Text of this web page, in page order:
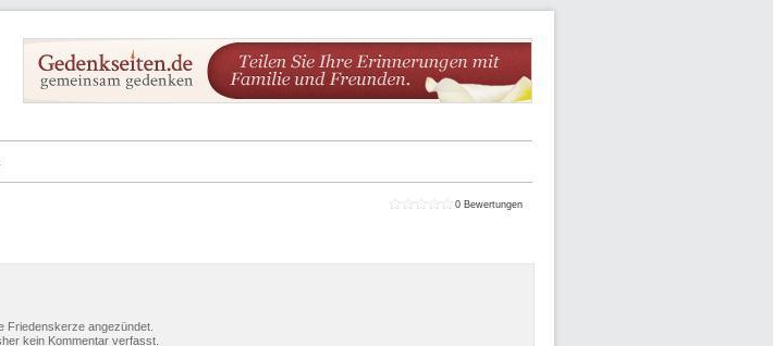
0 Bewertungen
Friedenskerze angezündet.
kein Kommentar verfasst.